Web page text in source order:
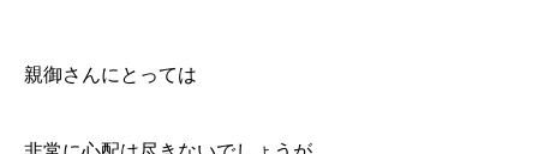
親御さんにとっては